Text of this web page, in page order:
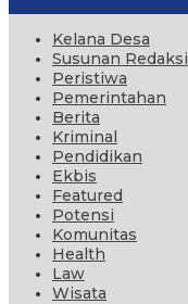
Kelana Desa
Susunan Redaksi
Peristiwa
Pemerintahan
Berita
Kriminal
Pendidikan
Ekbis
Featured
Potensi
Komunitas
Health
Law
Wisata